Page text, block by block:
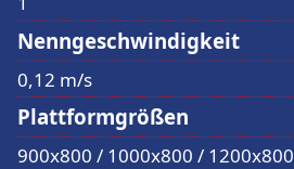
Nenngeschwindigkeit
0,12 m/s
Plattformgrößen
900x800 / 1000x800 / 1200x800